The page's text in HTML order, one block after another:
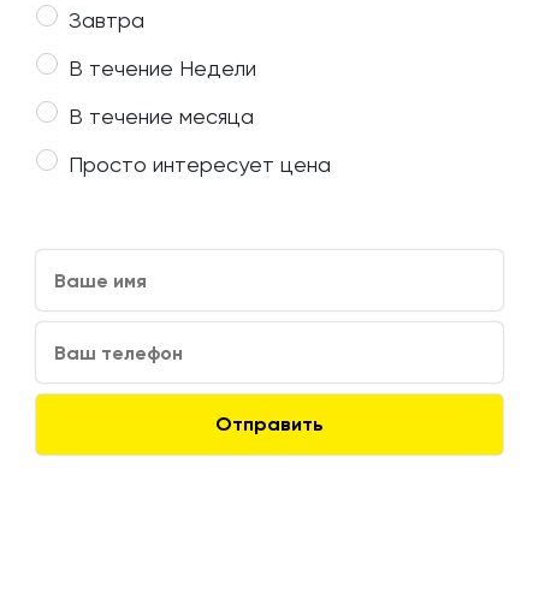
Завтра
В течение Недели
В течение месяца
Просто интересует цена